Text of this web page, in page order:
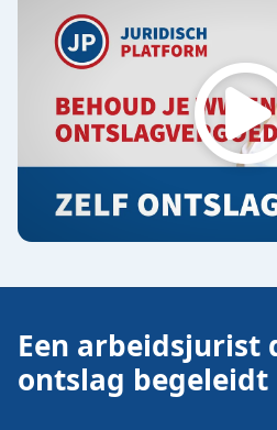
Een arbeidsjurist
ontslag begeleidt